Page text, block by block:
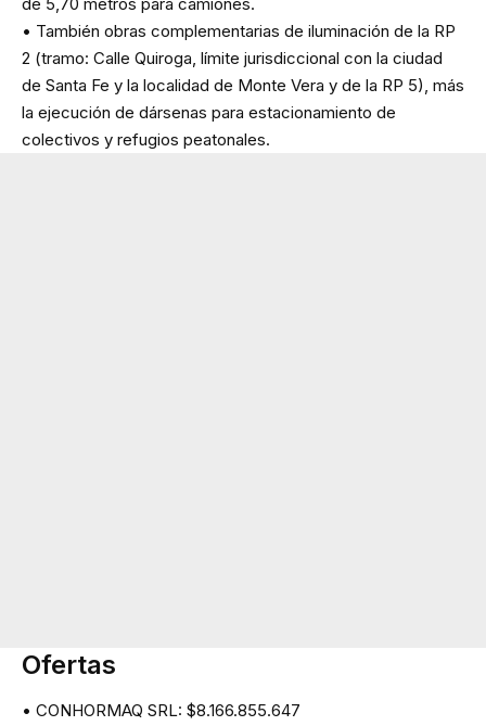
• También obras complementarias de iluminación de la RP
2 (tramo: Calle Quiroga, límite jurisdiccional con la ciudad
de Santa Fe y la localidad de Monte Vera y de la RP 5), más
la ejecución de dársenas para estacionamiento de
colectivos y refugios peatonales.
Ofertas
• CONHORMAQ SRL: $8.166.855.647